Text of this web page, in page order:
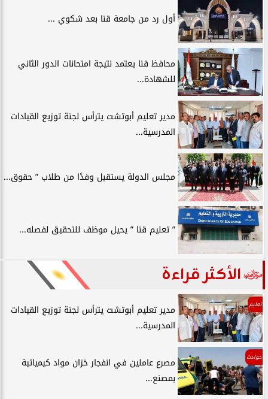
أول رد من جامعة قنا بعد شكوي ...
محافظ قنا يعتمد نتيجة امتحانات الدور الثاني
للشهادة...
مدير تعليم أبوتشت يترأس لجنة توزيع القيادات
المدرسية...
مجلس الدولة يستقبل وفدًا من طلاب ” حقوق...
” تعليم قنا ” يحيل موظف للتحقيق لفصله...
الأكثر قراءة
تعليم
مدير تعليم أبوتشت يترأس لجنة توزيع القيادات
المدرسية...
حوادث
مصرع عاملين في انفجار خزان مواد كيميائية
بمصنع...